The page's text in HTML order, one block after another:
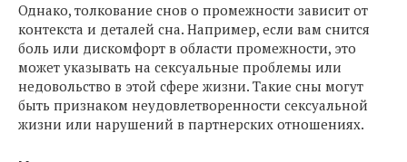
Однако, толкование снов о промежности зависит от
контекста и деталей сна. Например, если вам снится
боль или дискомфорт в области промежности, это
может указывать на сексуальные проблемы или
недовольство в этой сфере жизни. Такие сны могут
быть признаком неудовлетворенности сексуальной
жизни или нарушений в партнерских отношениях.